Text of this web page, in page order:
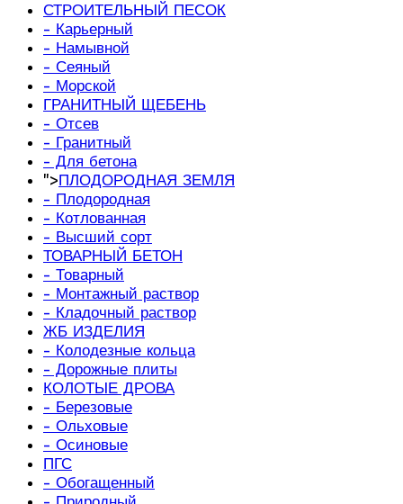
СТРОИТЕЛЬНЫЙ ПЕСОК
- Карьерный
- Намывной
- Сеяный
- Морской
ГРАНИТНЫЙ ЩЕБЕНЬ
- Отсев
- Гранитный
- Для бетона
">ПЛОДОРОДНАЯ ЗЕМЛЯ
- Плодородная
- Котлованная
- Высший сорт
ТОВАРНЫЙ БЕТОН
- Товарный
- Монтажный раствор
- Кладочный раствор
ЖБ ИЗДЕЛИЯ
- Колодезные кольца
- Дорожные плиты
КОЛОТЫЕ ДРОВА
- Березовые
- Ольховые
- Осиновые
ПГС
- Обогащенный